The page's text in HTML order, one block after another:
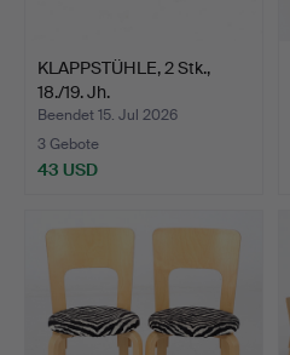
KLAPPSTÜHLE, 2 Stk.,
18./19. Jh.
Beendet 15. Jul 2026
3 Gebote
43 USD